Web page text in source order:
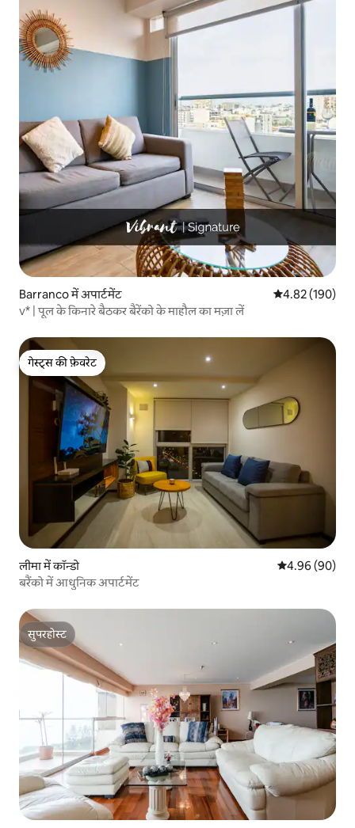
Barranco में अपार्टमेंट औसत रेटिंग 5 में से
4.82 (190)
v* | पूल के किनारे बैठकर बैरेंको के माहौल का मज़ा लें
गेस्ट्स की फ़ेवरेट
गेस्ट्स की फ़ेवरेट
लीमा में कॉन्डो औसत रेटिंग 5 में
4.96 (90)
बरैंको में आधुनिक अपार्टमेंट
सुपरहोस्ट
सुपरहोस्ट